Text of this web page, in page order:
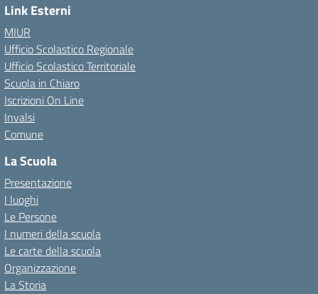
Link Esterni
MIUR
Ufficio Scolastico Regionale
Ufficio Scolastico Territoriale
Scuola in Chiaro
Iscrizioni On Line
Invalsi
Comune
La Scuola
Presentazione
I luoghi
Le Persone
I numeri della scuola
Le carte della scuola
Organizzazione
La Storia